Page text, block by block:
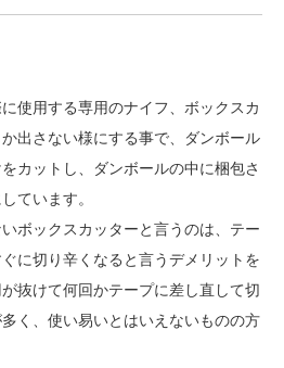
使用する専用のナイフ、ボックスカ
出さない様にする事で、ダンボール
カットし、ダンボールの中に梱包さ
ています。
ボックスカッターと言うのは、テー
に切り辛くなると言うデメリットを
抜けて何回かテープに差し直して切
く、使い易いとはいえないものの方